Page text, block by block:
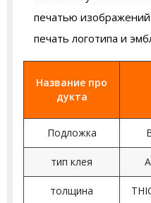
печатью
печать логотипа и
Название про
дукта
Подложка
тип клея
толщина